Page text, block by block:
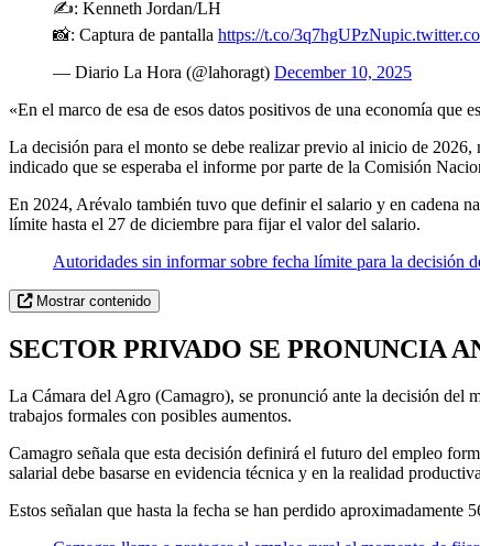
✍️: Kenneth Jordan/LH
📸: Captura de pantalla https://t.co/3q7hgUPzNu
— Diario La Hora (@lahoragt) December 10, 2025
«En el marco de esa de esos datos positivos de una economía
La decisión para el monto se debe realizar previo al inicio de
indicado que se esperaba el informe por parte de la Comisión
En 2024, Arévalo también tuvo que definir el salario y en cadena
límite hasta el 27 de diciembre para fijar el valor del salario.
Autoridades sin informar sobre fecha límite para la decisión
Mostrar contenido
SECTOR PRIVADO SE PRONUNCIA
La Cámara del Agro (Camagro), se pronunció ante la decisión del
trabajos formales con posibles aumentos.
Camagro señala que esta decisión definirá el futuro del empleo
salarial debe basarse en evidencia técnica y en la realidad
Estos señalan que hasta la fecha se han perdido